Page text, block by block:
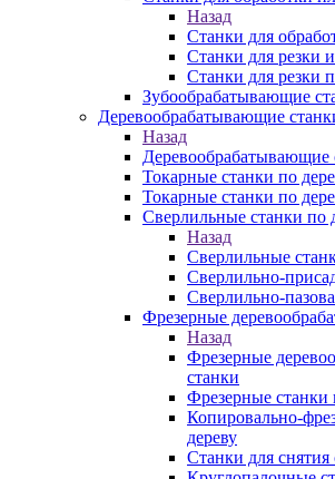
Назад
Станки для
Станки для резки
Станки для резки
Зубообрабатывающие
Деревообрабатывающие
Назад
Деревообрабатывающие
Токарные станки по
Токарные станки по
Сверлильные станки по
Назад
Сверлильные
Сверлильно-
Сверлильно-
Фрезерные
Назад
Фрезерные
станки
Фрезерные станки
Копировально-
дереву
Станки для снятия